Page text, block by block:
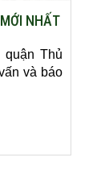
NHẤT
Thủ
và báo